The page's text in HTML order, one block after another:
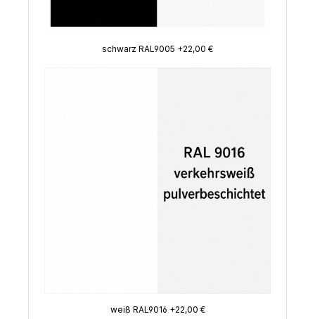
schwarz RAL9005 +22,00 €
weiß RAL9016 +22,00 €